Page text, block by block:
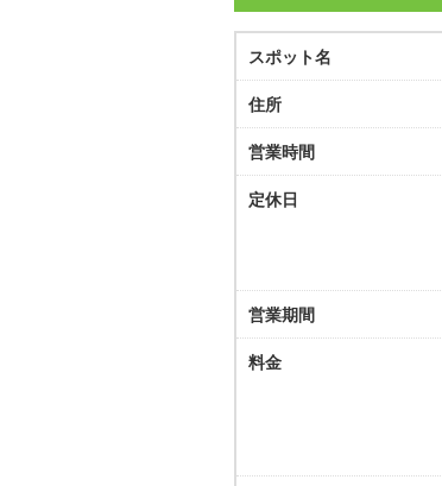
スポット名
住所
営業時間
定休日
営業期間
料金